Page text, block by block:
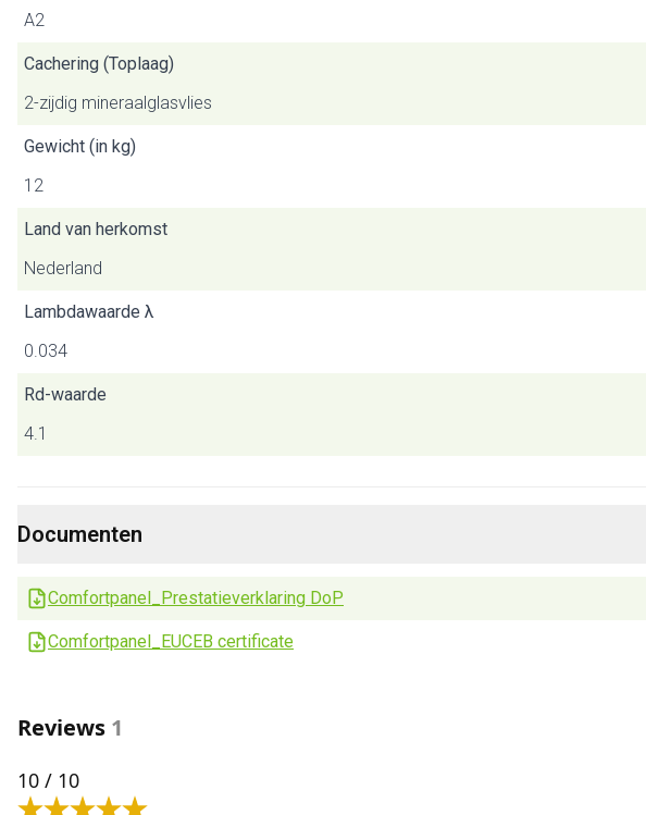
A2
Cachering (Toplaag)
2-zijdig mineraalglasvlies
Gewicht (in kg)
12
Land van herkomst
Nederland
Lambdawaarde λ
0.034
Rd-waarde
4.1
Documenten
Comfortpanel_Prestatieverklaring DoP
Comfortpanel_EUCEB certificate
Reviews 1
10 / 10